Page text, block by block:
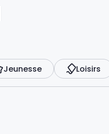
Jeunesse Loisirs